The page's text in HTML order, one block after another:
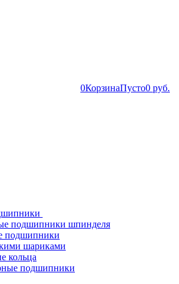
0КорзинаПусто0 руб.
подшипники шпинделя
подшипники
шариками
кольца
подшипники